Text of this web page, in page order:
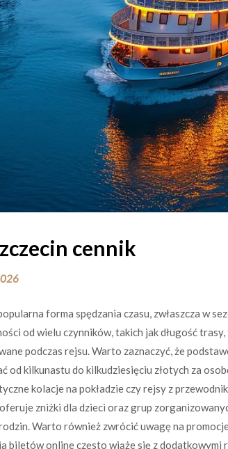
cennik
forma spędzania czasu, zwłaszcza w
od wielu czynników, takich jak długość
podczas rejsu. Warto zaznaczyć, że
od kilkunastu do kilkudziesięciu złotych za
kolacje na pokładzie czy rejsy z
zniżki dla dzieci oraz grup
Warto również zwrócić uwagę na
biletów online często wiąże się z dodatkowymi